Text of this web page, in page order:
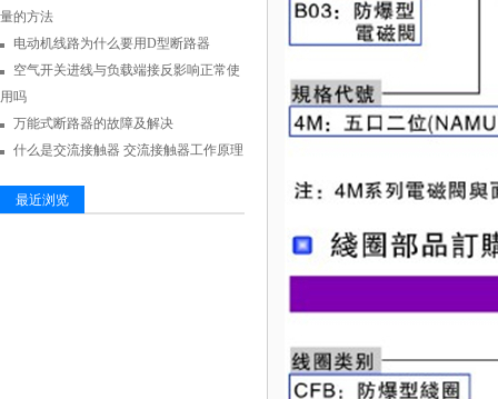
量的方法
电动机线路为什么要用D型断路器
空气开关进线与负载端接反影响正常使
用吗
万能式断路器的故障及解决
什么是交流接触器 交流接触器工作原理
最近浏览